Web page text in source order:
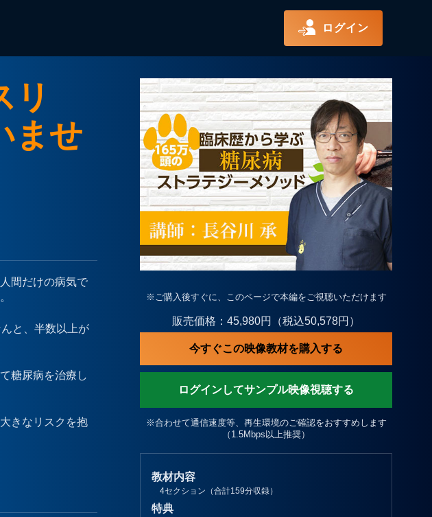
ログイン
リ
ませ
間だけの病気で
と、半数以上が
糖尿病を治療し
きなリスクを抱
※ご購入後すぐに、このページで本編をご視聴いただけます
販売価格：45,980円（税込50,578円）
今すぐこの映像教材を購入する
ログインしてサンプル映像視聴する
※合わせて通信速度等、再生環境のご確認をおすすめします
（1.5Mbps以上推奨）
教材内容
4セクション（合計159分収録）
特典